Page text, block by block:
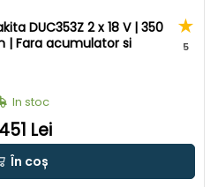
DUC353Z 2 x 18 V | 350
| Fara acumulator si
5
In stoc
Lei
În coș